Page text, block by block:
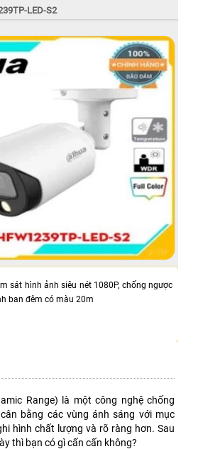
LED-S2
sát hình ảnh siêu nét 1080P, chống ngược
ban đêm có màu 20m
Range) là một công nghệ chống
bằng các vùng ánh sáng với mục
hình chất lượng và rõ ràng hơn. Sau
thì bạn có gì cấn cấn không?